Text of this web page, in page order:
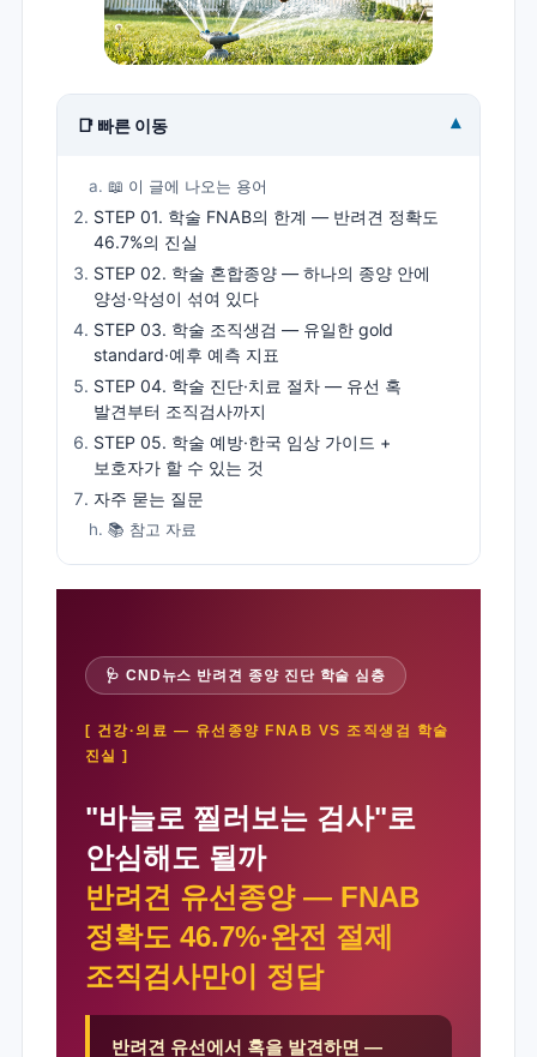
📑 빠른 이동 ▾
📖 이 글에 나오는 용어
STEP 01. 학술 FNAB의 한계 — 반려견 정확도
46.7%의 진실
STEP 02. 학술 혼합종양 — 하나의 종양 안에
양성·악성이 섞여 있다
STEP 03. 학술 조직생검 — 유일한 gold
standard·예후 예측 지표
STEP 04. 학술 진단·치료 절차 — 유선 혹
발견부터 조직검사까지
STEP 05. 학술 예방·한국 임상 가이드 +
보호자가 할 수 있는 것
자주 묻는 질문
📚 참고 자료
🩺 CND뉴스 반려견 종양 진단 학술 심층
[ 건강·의료 — 유선종양 FNAB VS 조직생검 학술
진실 ]
"바늘로 찔러보는 검사"로
안심해도 될까
반려견 유선종양 — FNAB
정확도 46.7%·완전 절제
조직검사만이 정답
반려견 유선에서 혹을 발견하면 —